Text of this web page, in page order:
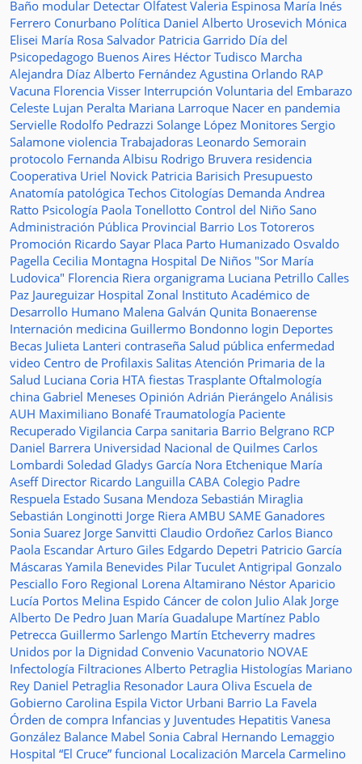
Baño modular Detectar Olfatest Valeria Espinosa María Inés
Ferrero Conurbano Política Daniel Alberto Urosevich Mónica
Elisei María Rosa Salvador Patricia Garrido Día del
Psicopedagogo Buenos Aires Héctor Tudisco Marcha
Alejandra Díaz Alberto Fernández Agustina Orlando RAP
Vacuna Florencia Visser Interrupción Voluntaria del Embarazo
Celeste Lujan Peralta Mariana Larroque Nacer en pandemia
Servielle Rodolfo Pedrazzi Solange López Monitores Sergio
Salamone violencia Trabajadoras Leonardo Semorain
protocolo Fernanda Albisu Rodrigo Bruvera residencia
Cooperativa Uriel Novick Patricia Barisich Presupuesto
Anatomía patológica Techos Citologías Demanda Andrea
Ratto Psicología Paola Tonellotto Control del Niño Sano
Administración Pública Provincial Barrio Los Totoreros
Promoción Ricardo Sayar Placa Parto Humanizado Osvaldo
Pagella Cecilia Montagna Hospital De Niños "Sor María
Ludovica" Florencia Riera organigrama Luciana Petrillo Calles
Paz Jaureguizar Hospital Zonal Instituto Académico de
Desarrollo Humano Malena Galván Qunita Bonaerense
Internación medicina Guillermo Bondonno login Deportes
Becas Julieta Lanteri contraseña Salud pública enfermedad
video Centro de Profilaxis Salitas Atención Primaria de la
Salud Luciana Coria HTA fiestas Trasplante Oftalmología
china Gabriel Meneses Opinión Adrián Pierángelo Análisis
AUH Maximiliano Bonafé Traumatología Paciente
Recuperado Vigilancia Carpa sanitaria Barrio Belgrano RCP
Daniel Barrera Universidad Nacional de Quilmes Carlos
Lombardi Soledad Gladys García Nora Etchenique María
Aseff Director Ricardo Languilla CABA Colegio Padre
Respuela Estado Susana Mendoza Sebastián Miraglia
Sebastián Longinotti Jorge Riera AMBU SAME Ganadores
Sonia Suarez Jorge Sanvitti Claudio Ordoñez Carlos Bianco
Paola Escandar Arturo Giles Edgardo Depetri Patricio García
Máscaras Yamila Benevides Pilar Tuculet Antigripal Gonzalo
Pesciallo Foro Regional Lorena Altamirano Néstor Aparicio
Lucía Portos Melina Espido Cáncer de colon Julio Alak Jorge
Alberto De Pedro Juan María Guadalupe Martínez Pablo
Petrecca Guillermo Sarlengo Martín Etcheverry madres
Unidos por la Dignidad Convenio Vacunatorio NOVAE
Infectología Filtraciones Alberto Petraglia Histologías Mariano
Rey Daniel Petraglia Resonador Laura Oliva Escuela de
Gobierno Carolina Espila Victor Urbani Barrio La Favela
Órden de compra Infancias y Juventudes Hepatitis Vanesa
González Balance Mabel Sonia Cabral Hernando Lemaggio
Hospital “El Cruce” funcional Localización Marcela Carmelino